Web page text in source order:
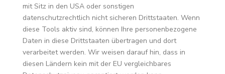
mit Sitz in den USA oder sonstigen
datenschutzrechtlich nicht sicheren Drittstaaten. Wenn
diese Tools aktiv sind, können Ihre personenbezogene
Daten in diese Drittstaaten übertragen und dort
verarbeitet werden. Wir weisen darauf hin, dass in
diesen Ländern kein mit der EU vergleichbares